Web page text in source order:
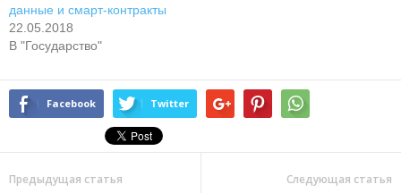
данные и смарт-контракты
22.05.2018
В "Государство"
Facebook Twitter
Предыдущая статья Следующая статья